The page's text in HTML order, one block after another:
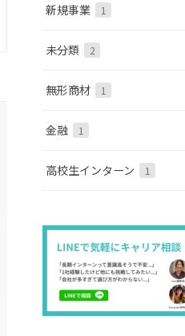
新規事業 1
未分類 2
無形商材 1
金融 1
高校生インターン 1